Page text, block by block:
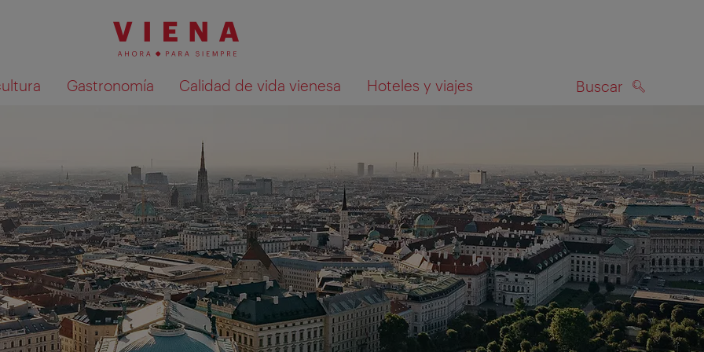
Gastronomía Calidad de vida vienesa Hoteles y viajes Buscar